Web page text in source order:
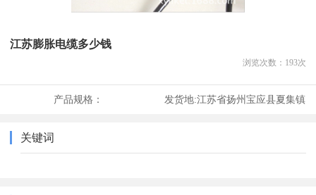
江苏膨胀电缆多少钱
浏览次数： 193次
产品规格： 发货地:江苏省扬州宝应县夏集镇
关键词